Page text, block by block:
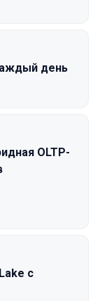
день
OLTP-
с